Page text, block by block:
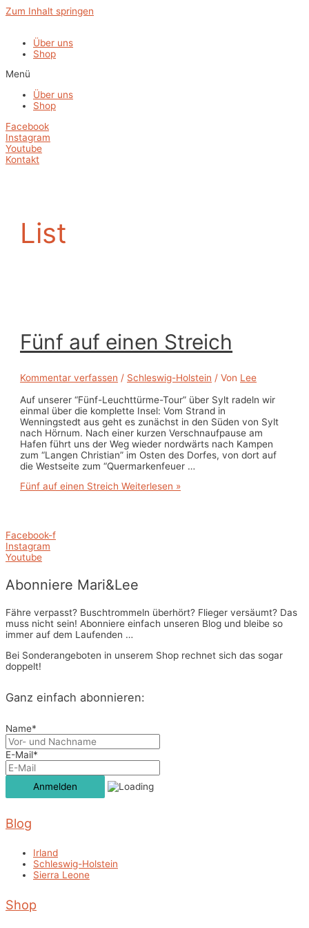
Zum Inhalt springen
Über uns
Shop
Menü
Über uns
Shop
Facebook
Instagram
Youtube
Kontakt
List
Fünf auf einen Streich
Kommentar verfassen / Schleswig-Holstein / Von Lee
Auf unserer “Fünf-Leuchttürme-Tour” über Sylt radeln wir
einmal über die komplette Insel: Vom Strand in
Wenningstedt aus geht es zunächst in den Süden von Sylt
nach Hörnum. Nach einer kurzen Verschnaufpause am
Hafen führt uns der Weg wieder nordwärts nach Kampen
zum “Langen Christian” im Osten des Dorfes, von dort auf
die Westseite zum “Quermarkenfeuer …
Fünf auf einen Streich Weiterlesen »
Facebook-f
Instagram
Youtube
Abonniere Mari&Lee
Fähre verpasst? Buschtrommeln überhört? Flieger versäumt? Das
muss nicht sein! Abonniere einfach unseren Blog und bleibe so
immer auf dem Laufenden …
Bei Sonderangeboten in unserem Shop rechnet sich das sogar
doppelt!
Ganz einfach abonnieren:
Name*
E-Mail*
Blog
Irland
Schleswig-Holstein
Sierra Leone
Shop